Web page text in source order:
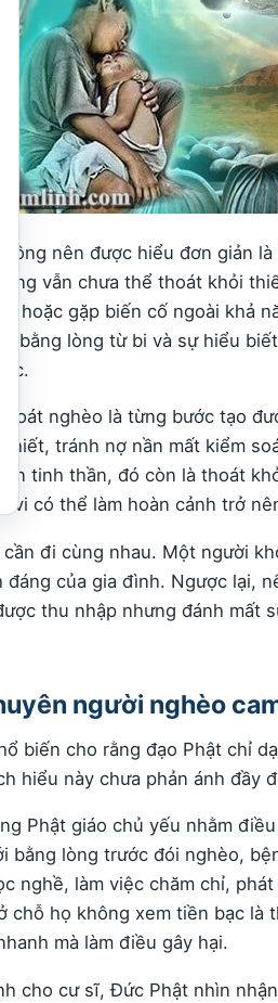
nên được hiểu đơn giản là
vẫn chưa thể thoát khỏi
hoặc gặp biến cố ngoài khả
bằng lòng từ bi và sự hiểu
nghèo là từng bước tạo
thiết, tránh nợ nần mất kiểm
tinh thần, đó còn là thoát
vi có thể làm hoàn cảnh trở
đi cùng nhau. Một người
đáng của gia đình. Ngược lại,
thu nhập nhưng đánh mất
người nghèo
biến cho rằng đạo Phật chỉ
hiểu này chưa phản ánh đầy
Phật giáo chủ yếu nhằm
bằng lòng trước đói nghèo,
nghề, làm việc chăm chỉ,
chỗ họ không xem tiền bạc là
mà làm điều gây hại.
cho cư sĩ, Đức Phật nhìn